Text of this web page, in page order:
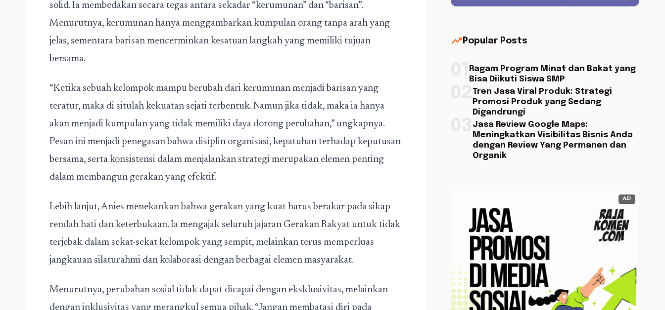
solid. Ia membedakan secara tegas antara sekadar “kerumunan” dan “barisan”.
Menurutnya, kerumunan hanya menggambarkan kumpulan orang tanpa arah yang
jelas, sementara barisan mencerminkan kesatuan langkah yang memiliki tujuan
bersama.
“Ketika sebuah kelompok mampu berubah dari kerumunan menjadi barisan yang
teratur, maka di situlah kekuatan sejati terbentuk. Namun jika tidak, maka ia hanya
akan menjadi kumpulan yang tidak memiliki daya dorong perubahan,” ungkapnya.
Pesan ini menjadi penegasan bahwa disiplin organisasi, kepatuhan terhadap keputusan
bersama, serta konsistensi dalam menjalankan strategi merupakan elemen penting
dalam membangun gerakan yang efektif.
Lebih lanjut, Anies menekankan bahwa gerakan yang kuat harus berakar pada sikap
rendah hati dan keterbukaan. Ia mengajak seluruh jajaran Gerakan Rakyat untuk tidak
terjebak dalam sekat-sekat kelompok yang sempit, melainkan terus memperluas
jangkauan silaturahmi dan kolaborasi dengan berbagai elemen masyarakat.
Menurutnya, perubahan sosial tidak dapat dicapai dengan eksklusivitas, melainkan
dengan inklusivitas yang merangkul semua pihak. “Jangan membatasi diri pada
trending_up Popular Posts
Ragam Program Minat dan Bakat yang
Bisa Diikuti Siswa SMP
Tren Jasa Viral Produk: Strategi
Promosi Produk yang Sedang
Digandrungi
Jasa Review Google Maps:
Meningkatkan Visibilitas Bisnis Anda
dengan Review Yang Permanen dan
Organik
AD